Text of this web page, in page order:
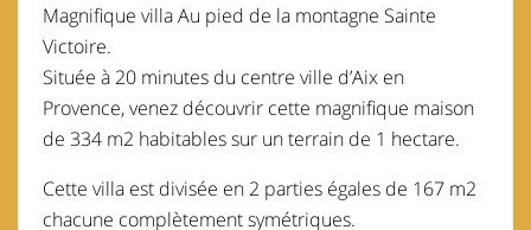
Magnifique villa Au pied de la montagne Sainte
Victoire.
Située à 20 minutes du centre ville d’Aix en
Provence, venez découvrir cette magnifique maison
de 334 m2 habitables sur un terrain de 1 hectare.
Cette villa est divisée en 2 parties égales de 167 m2
chacune complètement symétriques.